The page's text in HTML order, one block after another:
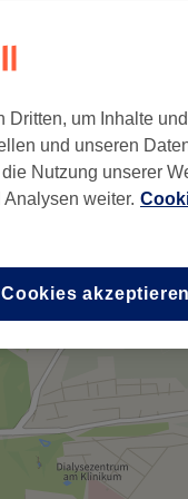
um Inhalte
und unseren
Nutzung unserer
weiter.
akzeptieren